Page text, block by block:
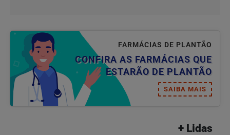
FARMÁCIAS DE PLANTÃO
CONFIRA AS FARMÁCIAS QUE
ESTARÃO DE PLANTÃO
SAIBA MAIS
+ Lidas